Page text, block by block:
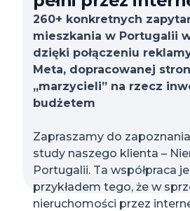
260+ konkretnych
mieszkania w Portugalii
dzięki połączeniu
Meta, dopracowanej
„marzycieli” na rzecz
budżetem
Zapraszamy do
study naszego klienta –
Portugalii. Ta współpraca
przykładem tego, że w
nieruchomości przez